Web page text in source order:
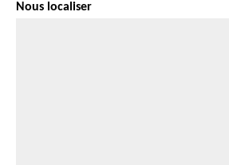
Nous localiser